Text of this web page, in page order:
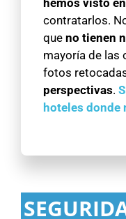
contratarlos.
que no tienen
mayoría de las
fotos
perspectivas.
hoteles donde